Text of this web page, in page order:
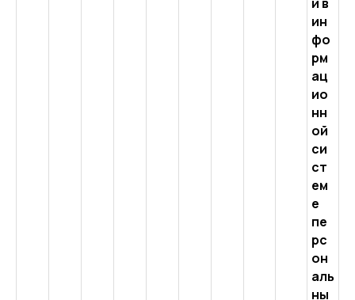
ин
фо
рм
ац
ио
нн
ой
си
ст
ем
е
пе
рс
он
аль
ны